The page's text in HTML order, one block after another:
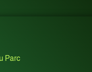
Parc